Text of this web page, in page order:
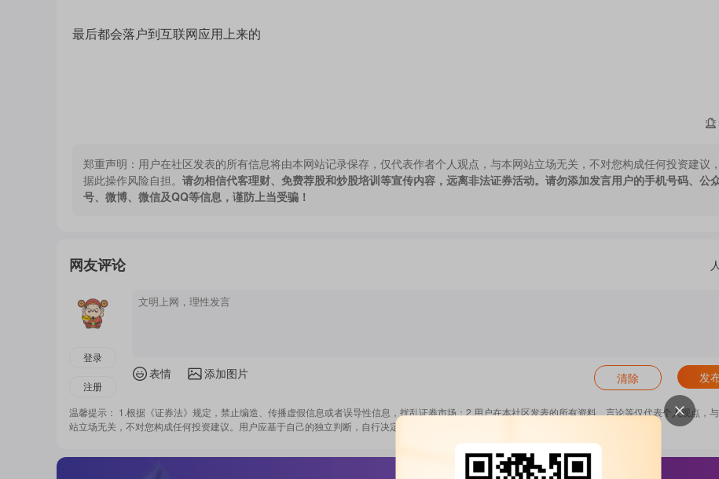
最后都会落户到互联网应用上来的
郑重声明： 用户在社区发表的所有信息将由本网站记录保存，仅代表作者个人观点，与本网站立场无关，不对您构成任何投资建议，
据此操作风险自担。 请勿相信代客理财、免费荐股和炒股培训等宣传内容，远离非法证券活动。请勿添加发言用户的手机号码、公
号、微博、微信及QQ等信息，谨防上当受骗！
网友评论
登录
注册
表情 添加图片 清除 发
温馨提示： 1.根据《证券法》规定，禁止编造、传播虚假信息或者误导性信息，扰乱证券市场；2.用户在本社区发表的所有资料、言论等仅代表个人观点，
站立场无关，不对您构成任何投资建议。用户应基于自己的独立判断，自行决定证券投资并承担相应风险。